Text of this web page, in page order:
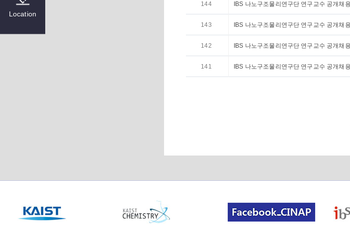
Location
144 IBS 나노구조물리연구단 연구교수 공개채용
143 IBS 나노구조물리연구단 연구교수 공개채용
142 IBS 나노구조물리연구단 연구교수 공개채용
141 IBS 나노구조물리연구단 연구교수 공개채용